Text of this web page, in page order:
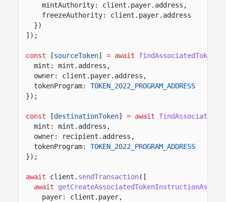
mintAuthority: client.payer.address,
freezeAuthority: client.payer.address
})
]);
const [sourceToken] = await
mint: mint.address,
owner: client.payer.address,
tokenProgram:
TOKEN_2022_PROGRAM_ADDRESS
});
const [destinationToken] = await
mint: mint.address,
owner: recipient.address,
tokenProgram:
TOKEN_2022_PROGRAM_ADDRESS
});
await client. sendTransaction([
await
getCreateAssociatedTokenInstructionAsync
payer: client.payer,